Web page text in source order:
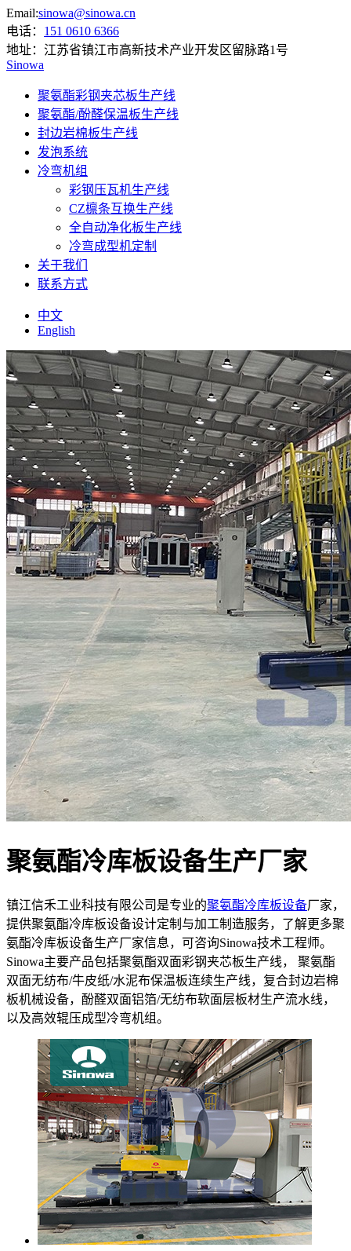
Email:sinowa@sinowa.cn
电话： 151 0610 6366
地址： 江苏省镇江市高新技术产业开发区留脉路1号
Sinowa
聚氨酯彩钢夹芯板生产线
聚氨酯/酚醛保温板生产线
封边岩棉板生产线
发泡系统
冷弯机组
彩钢压瓦机生产线
CZ檩条互换生产线
全自动净化板生产线
冷弯成型机定制
关于我们
联系方式
中文
English
聚氨酯冷库板设备生产厂家
镇江信禾工业科技有限公司是专业的聚氨酯冷库板设备厂家，
提供聚氨酯冷库板设备设计定制与加工制造服务，了解更多聚
氨酯冷库板设备生产厂家信息，可咨询Sinowa技术工程师。
Sinowa主要产品包括聚氨酯双面彩钢夹芯板生产线， 聚氨酯
双面无纺布/牛皮纸/水泥布保温板连续生产线，复合封边岩棉
板机械设备，酚醛双面铝箔/无纺布软面层板材生产流水线，
以及高效辊压成型冷弯机组。